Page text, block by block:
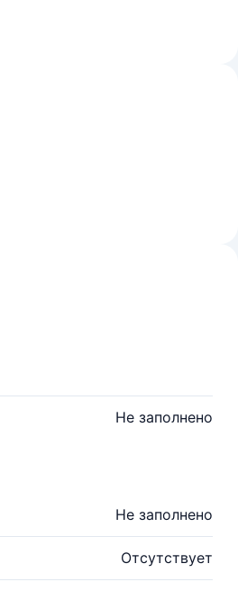
Не заполнено
Не заполнено
Отсутствует